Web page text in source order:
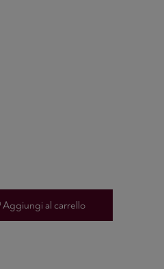
Aggiungi al carrello